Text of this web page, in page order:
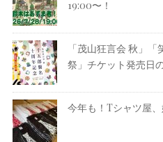
19:00〜！
「茂山狂言会 秋」
祭」チケット発売日
今年も！Tシャツ屋、